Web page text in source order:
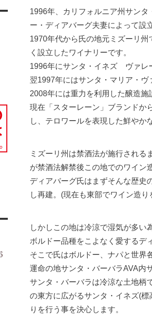
1996年、カリフォルニア州サン
ー・ディアバーグ夫妻によって設立
1970年代から氏の地元ミズーリ
く設立したワイナリーです。
1996年にサンタ・イネズ ヴァレ
翌1997年にはサンタ・マリア・ヴ
2008年には重力を利用した醸造施
現在「スターレーン」ブランドか
し、テロワールを表現した鮮やか
ミズーリ州は禁酒法が施行される
が禁酒法解禁後この地でのワイン
ディアバーグ氏はまずそんな歴史
し再建。(現在も東部でワイン造
しかしこの地は冷涼で湿気が多い
ボルドー品種をこよなく愛するデ
そこで氏はボルドー、ナパと世界
運命の地サンタ・バーバラAVA内
サンタ・バーバラは冷涼な土地柄
の東方に広がるサンタ・イネズ(
りを行う事を決心します。